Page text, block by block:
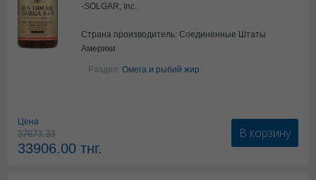
-SOLGAR, Inc.
Страна производитель: Соединенные Штаты
Америки
Раздел: Омега и рыбий жир
Цена
37673.33
33906.00 тнг.
В корзину